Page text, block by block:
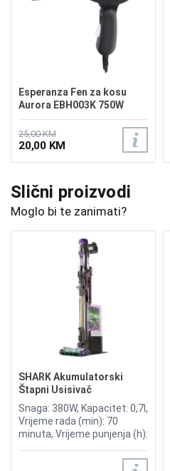
Esperanza Fen za kosu
Aurora EBH003K 750W
25,00 KM
20,00 KM
Slični proizvodi
Moglo bi te zanimati?
SHARK Akumulatorski
Štapni Usisivač
PowerDetect Clean &
Empty IP3251EUT
Snaga: 380W, Kapacitet: 0,7l,
Vrijeme rada (min): 70
minuta, Vrijeme punjenja (h):
DirectionDetect, DirtDetect,